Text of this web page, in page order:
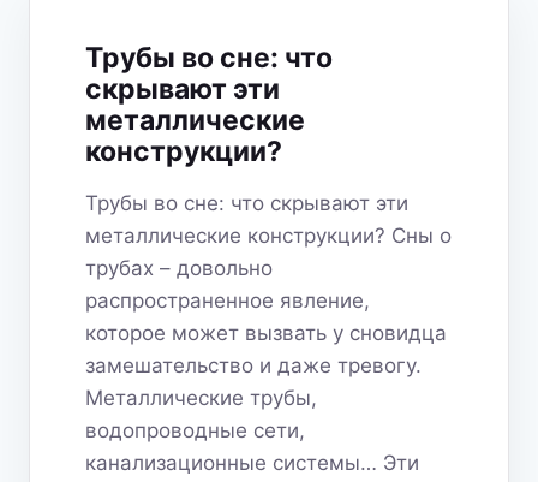
ПРЕДУПРЕЖДЕНИЕ?
ПОДРОБНЫЙ
СОННИК
Трубы во сне: что
скрывают эти
металлические
конструкции?
Трубы во сне: что скрывают эти
металлические конструкции? Сны о
трубах – довольно
распространенное явление,
которое может вызвать у сновидца
замешательство и даже тревогу.
Металлические трубы,
водопроводные сети,
канализационные системы… Эти